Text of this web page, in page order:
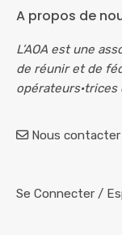
A propos de
L’AOA est une
de réunir et de
opérateurs·trices
Nous contacter
Se Connecter /